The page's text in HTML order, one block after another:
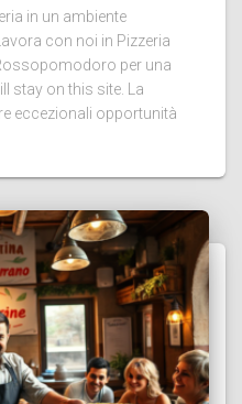
in un ambiente
con noi in Pizzeria
per una
stay on this site. La
eccezionali opportunità